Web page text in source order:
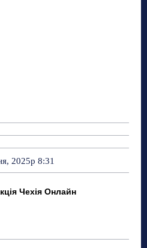
2025р 8:31
Чехія Онлайн